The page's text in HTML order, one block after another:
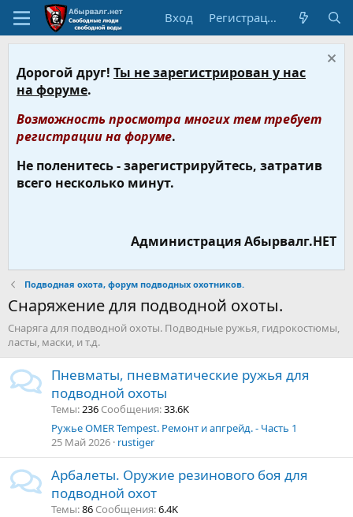
Вход Регистрация
Дорогой друг! Ты не зарегистрирован у нас
на форуме.
Возможность просмотра многих тем требует
регистрации на форуме.
Не поленитесь - зарегистрируйтесь, затратив
всего несколько минут.
Администрация Абырвалг.НЕТ
Подводная охота, форум подводных охотников.
Снаряжение для подводной охоты.
Снаряга для подводной охоты. Подводные ружья, гидрокостюмы,
ласты, маски, и т.д.
Пневматы, пневматические ружья для
подводной охоты
Темы 236 Сообщения 33.6K
Ружье OMER Tempest. Ремонт и апгрейд. - Часть 1
25 Май 2026 rustiger
Арбалеты. Оружие резинового боя для
подводной охот
Темы 86 Сообщения 6.4K